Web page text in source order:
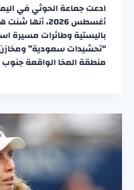
أغسطس 2026،
باليستية وطائرات مسيرة
“تحشيدات سعودية”
منطقة المخا الواقعة